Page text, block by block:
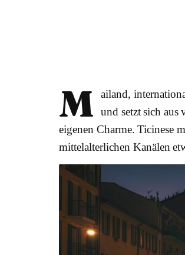
M
ailand,
und setzt sich aus
eigenen Charme. Ticinese
mittelalterlichen Kanälen